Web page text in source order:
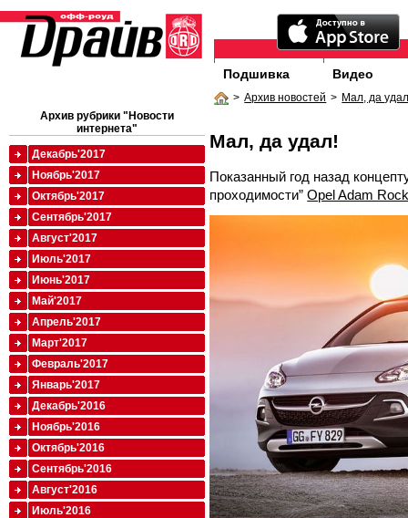
Подшивка Видео
> Архив новостей > Мал, да
Мал, да удал!
Показанный год назад
проходимости”Opel Adam
Архив рубрики "Новости
интернета"
Декабрь'2017
Ноябрь'2017
Октябрь'2017
Сентябрь'2017
Август'2017
Июль'2017
Июнь'2017
Май'2017
Апрель'2017
Март'2017
Февраль'2017
Январь'2017
Декабрь'2016
Ноябрь'2016
Октябрь'2016
Сентябрь'2016
Август'2016
Июль'2016